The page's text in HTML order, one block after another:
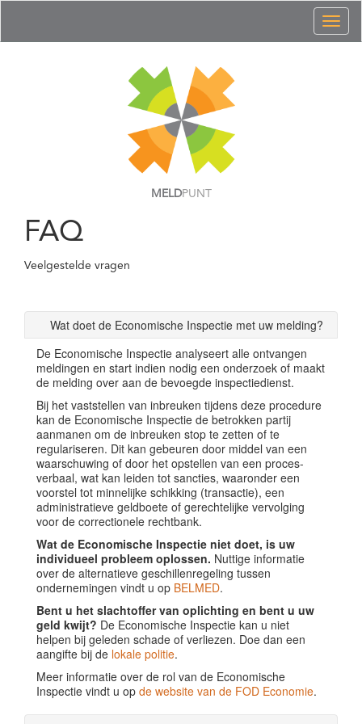
MELDPUNT
FAQ
Veelgestelde vragen
Wat doet de Economische Inspectie met uw melding?
De Economische Inspectie analyseert alle ontvangen
meldingen en start indien nodig een onderzoek of maakt
de melding over aan de bevoegde inspectiedienst.
Bij het vaststellen van inbreuken tijdens deze procedure
kan de Economische Inspectie de betrokken partij
aanmanen om de inbreuken stop te zetten of te
regulariseren. Dit kan gebeuren door middel van een
waarschuwing of door het opstellen van een proces-
verbaal, wat kan leiden tot sancties, waaronder een
voorstel tot minnelijke schikking (transactie), een
administratieve geldboete of gerechtelijke vervolging
voor de correctionele rechtbank.
Wat de Economische Inspectie niet doet, is uw
individueel probleem oplossen. Nuttige informatie
over de alternatieve geschillenregeling tussen
ondernemingen vindt u op BELMED.
Bent u het slachtoffer van oplichting en bent u uw
geld kwijt? De Economische Inspectie kan u niet
helpen bij geleden schade of verliezen. Doe dan een
aangifte bij de lokale politie.
Meer informatie over de rol van de Economische
Inspectie vindt u op de website van de FOD Economie.